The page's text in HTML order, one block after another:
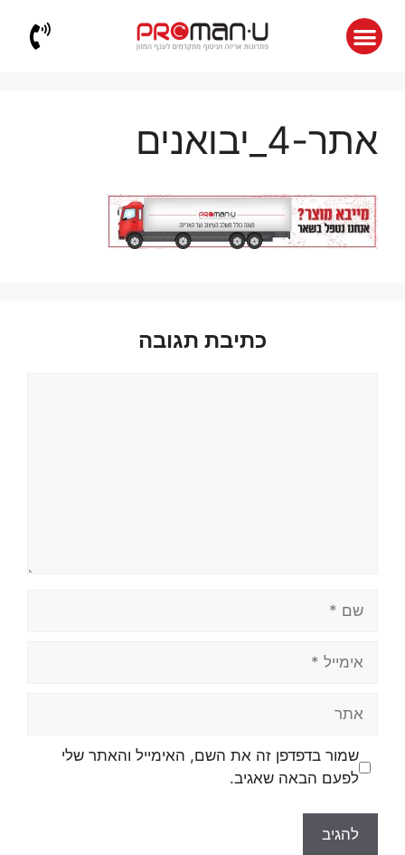
אתר-4_יבואנים
כתיבת תגובה
שמור בדפדפן זה את השם, האימייל והאתר שלי
לפעם הבאה שאגיב.